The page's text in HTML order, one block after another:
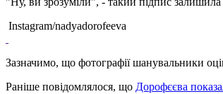
Instagram/nadyadorofeeva
Зазначимо, що фотографії шанувальники
Раніше повідомлялося, що Дорофєєва